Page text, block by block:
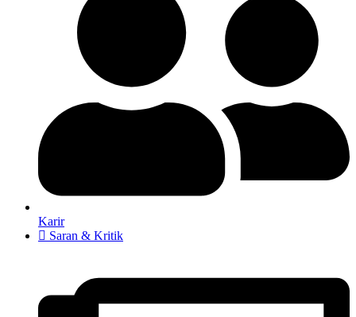
Karir
Saran & Kritik